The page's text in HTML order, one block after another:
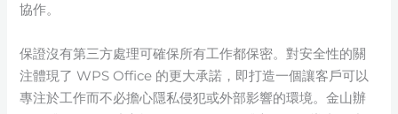
協作。
保證沒有第三方處理可確保所有工作都保密。對安全性的關
注體現了 WPS Office 的更大承諾，即打造一個讓客戶可以
專注於工作而不必擔心隱私侵犯或外部影響的環境。金山辦